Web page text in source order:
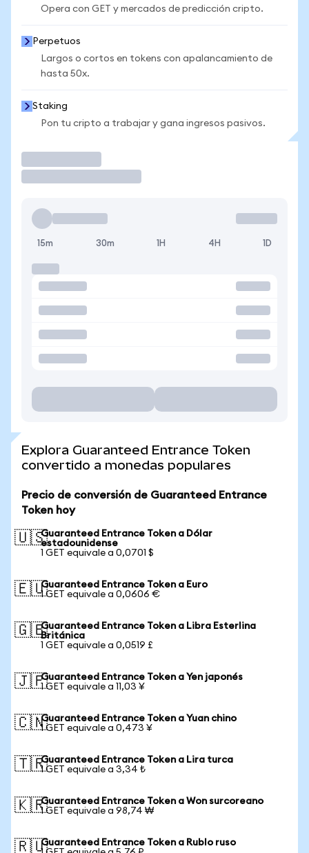
Opera con GET y mercados de predicción cripto.
Perpetuos
Largos o cortos en tokens con apalancamiento de
hasta 50x.
Staking
Pon tu cripto a trabajar y gana ingresos pasivos.
15m 30m 1H 4H 1D
Explora Guaranteed Entrance Token
convertido a monedas populares
Precio de conversión de Guaranteed Entrance
Token hoy
🇺🇸Guaranteed Entrance Token a Dólar
estadounidense
1 GET equivale a 0,0701 $
🇪🇺Guaranteed Entrance Token a Euro
1 GET equivale a 0,0606 €
🇬🇧Guaranteed Entrance Token a Libra Esterlina
Británica
1 GET equivale a 0,0519 £
🇯🇵Guaranteed Entrance Token a Yen japonés
1 GET equivale a 11,03 ¥
🇨🇳Guaranteed Entrance Token a Yuan chino
1 GET equivale a 0,473 ¥
🇹🇷Guaranteed Entrance Token a Lira turca
1 GET equivale a 3,34 ₺
🇰🇷Guaranteed Entrance Token a Won surcoreano
1 GET equivale a 98,74 ₩
🇷🇺Guaranteed Entrance Token a Rublo ruso